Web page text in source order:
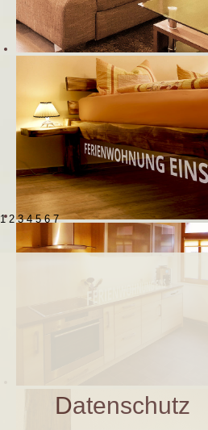
1 2 3 4 5 6 7
Datenschutz